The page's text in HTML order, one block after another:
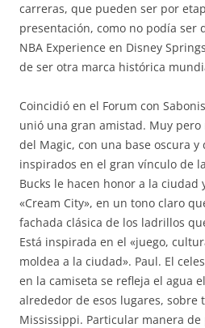
carreras, que pueden ser por
presentación, como no podía ser
NBA Experience en Disney
de ser otra marca histórica
Coincidió en el Forum con
unió una gran amistad. Muy
del Magic, con una base oscura
inspirados en el gran vínculo de
Bucks le hacen honor a la ciudad
«Cream City», en un tono claro
fachada clásica de los ladrillos
Está inspirada en el «juego,
moldea a la ciudad». Paul. El
en la camiseta se refleja el agua
alrededor de esos lugares, sobre
Mississippi. Particular manera